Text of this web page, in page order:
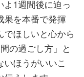
よ1週間後に迫っ
果を本番で発揮
でほしいと心から
の過ごし方」と
いほうがいいこ